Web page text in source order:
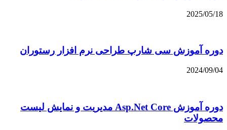
2025/05/18
دوره آموزش سی شارپ طراحی نرم افزار رستوران
2024/09/04
دوره آموزش Asp.Net Core مدیریت و نمایش لیست
محصولات